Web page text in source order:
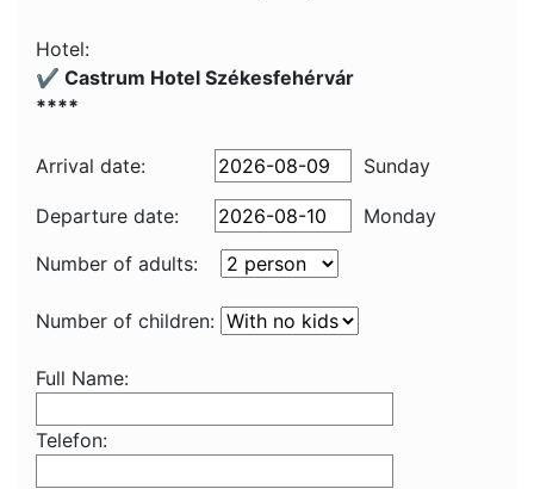
Hotel:
✔️ Castrum Hotel Székesfehérvár
****
Arrival date: Sunday
Departure date:
Monday
Number of adults:
Number of children:
Full Name:
Telefon: